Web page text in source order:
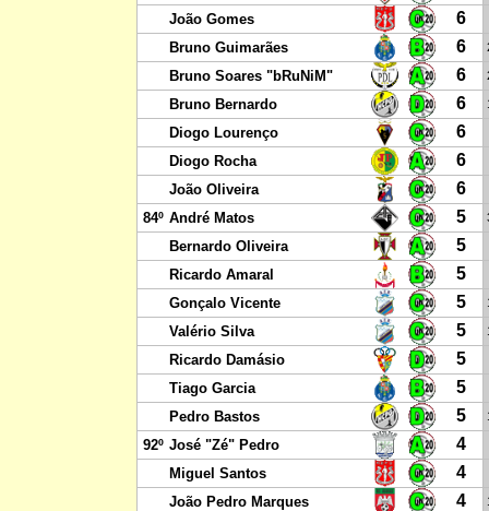
João Gomes 6
Bruno Guimarães 6
Bruno Soares "bRuNiM" 6
Bruno Bernardo 6
Diogo Lourenço 6
Diogo Rocha 6
João Oliveira 6
84º André Matos 5
Bernardo Oliveira 5
Ricardo Amaral 5
Gonçalo Vicente 5
Valério Silva 5
Ricardo Damásio 5
Tiago Garcia 5
Pedro Bastos 5
92º José "Zé" Pedro 4
Miguel Santos 4
João Pedro Marques 4